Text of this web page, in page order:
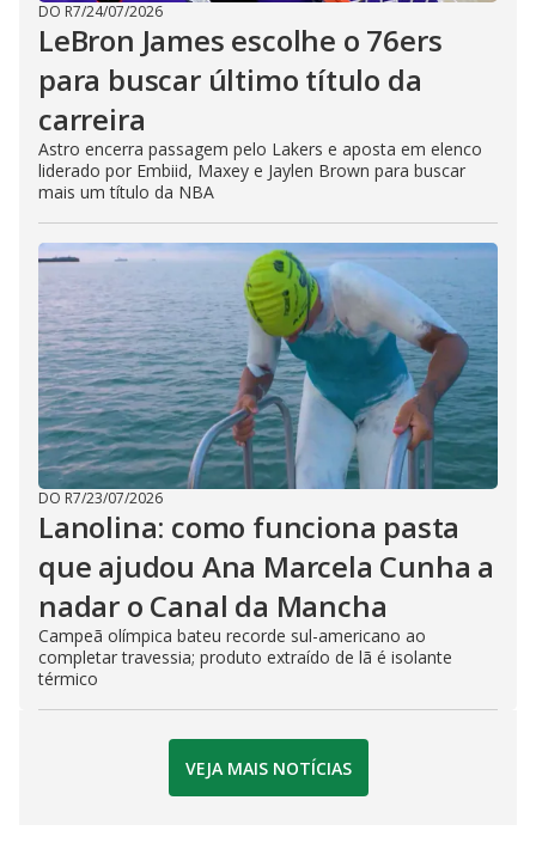
DO R7/24/07/2026
LeBron James escolhe o 76ers
para buscar último título da
carreira
Astro encerra passagem pelo Lakers e aposta em elenco
liderado por Embiid, Maxey e Jaylen Brown para buscar
mais um título da NBA
DO R7/23/07/2026
Lanolina: como funciona pasta
que ajudou Ana Marcela Cunha a
nadar o Canal da Mancha
Campeã olímpica bateu recorde sul-americano ao
completar travessia; produto extraído de lã é isolante
térmico
VEJA MAIS NOTÍCIAS